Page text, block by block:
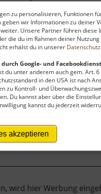
zu personalisieren, Funktionen
wir Informationen zu deiner
Unsere Partner führen
die du im Rahmen deiner
erhälst du in unserer
Google- und
unter anderem auch gem. Art. 6
in den USA ist nach
zu Kontroll- und
Du kannst aber über die
kannst du jederzeit
akzeptieren
Im Erdgeschoss
Meisters. Darüber
rundet das
Avantgarde, der das
wird hier Werbung